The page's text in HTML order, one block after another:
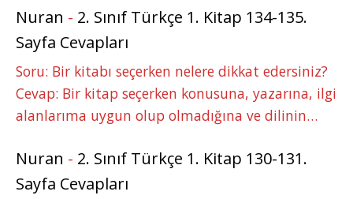
Nuran - 2. Sınıf Türkçe 1. Kitap 134-135.
Sayfa Cevapları
Soru: Bir kitabı seçerken nelere dikkat edersiniz?
Cevap: Bir kitap seçerken konusuna, yazarına, ilgi
alanlarıma uygun olup olmadığına ve dilinin…
Nuran - 2. Sınıf Türkçe 1. Kitap 130-131.
Sayfa Cevapları